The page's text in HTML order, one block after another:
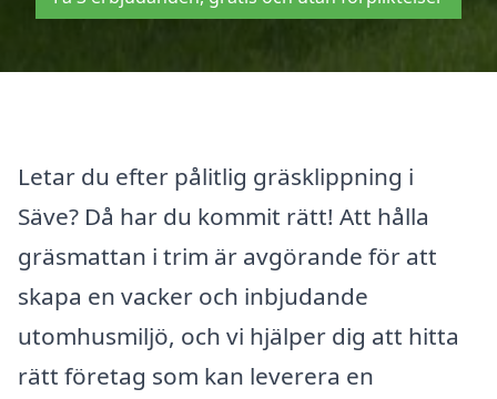
Letar du efter pålitlig gräsklippning i
Säve? Då har du kommit rätt! Att hålla
gräsmattan i trim är avgörande för att
skapa en vacker och inbjudande
utomhusmiljö, och vi hjälper dig att hitta
rätt företag som kan leverera en